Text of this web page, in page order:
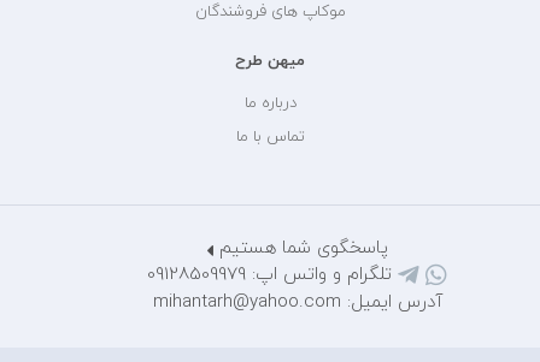
موکاپ های فروشندگان
میهن طرح
درباره ما
تماس با ما
پاسخگوی شما هستیم
تلگرام و واتس اپ: 09128509979
آدرس ایمیل: mihantarh@yahoo.com